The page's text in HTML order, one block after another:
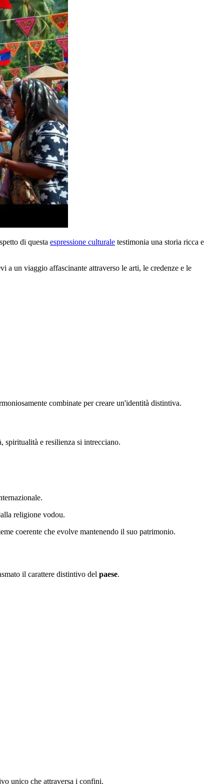
di questa espressione culturale testimonia una storia ricca e
a un viaggio affascinante attraverso le arti, le credenze e le
combinate per creare un'identità distintiva.
spiritualità e resilienza si intrecciano.
religione vodou.
coerente che evolve mantenendo il suo patrimonio.
il carattere distintivo del paese.
unico che attraversa i confini.